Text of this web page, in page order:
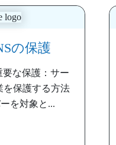
の保護
要な保護：サー
を保護する方法
を対象と...